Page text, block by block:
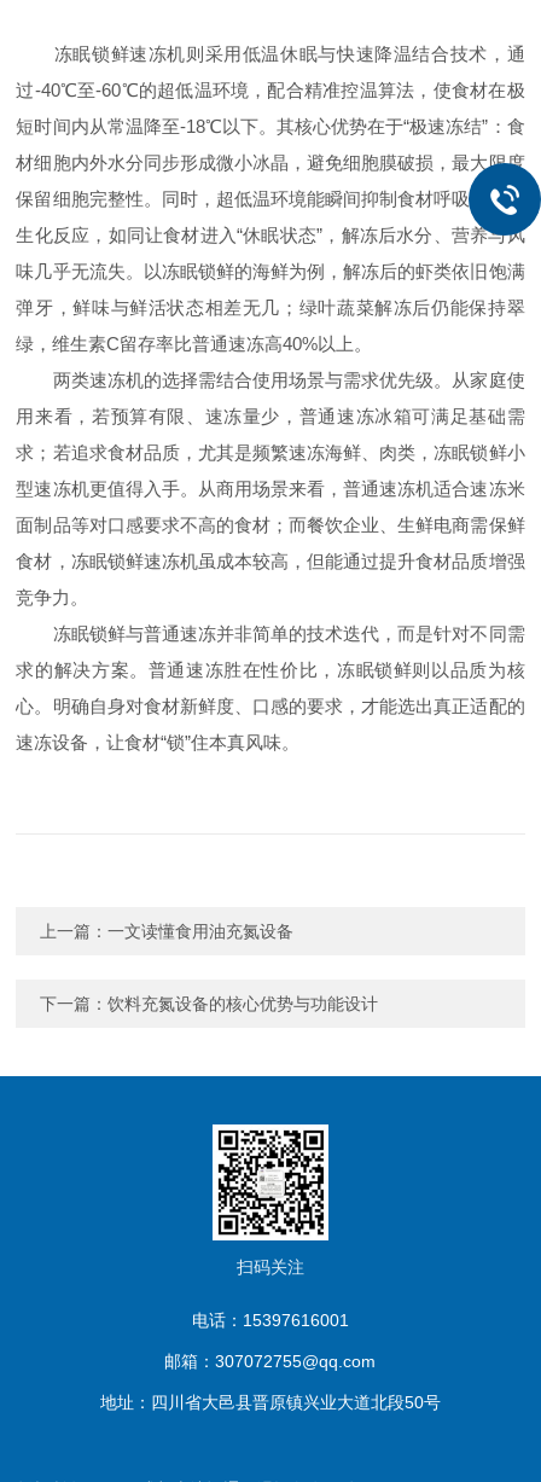
冻眠锁鲜速冻机则采用低温休眠与快速降温结合技术，通
过-40℃至-60℃的超低温环境，配合精准控温算法，使食材在极
短时间内从常温降至-18℃以下。其核心优势在于“极速冻结”：食
材细胞内外水分同步形成微小冰晶，避免细胞膜破损，最大限度
保留细胞完整性。同时，超低温环境能瞬间抑制食材呼吸作用与
生化反应，如同让食材进入“休眠状态”，解冻后水分、营养与风
味几乎无流失。以冻眠锁鲜的海鲜为例，解冻后的虾类依旧饱满
弹牙，鲜味与鲜活状态相差无几；绿叶蔬菜解冻后仍能保持翠
绿，维生素C留存率比普通速冻高40%以上。​
两类速冻机的选择需结合使用场景与需求优先级。从家庭使
用来看，若预算有限、速冻量少，普通速冻冰箱可满足基础需
求；若追求食材品质，尤其是频繁速冻海鲜、肉类，冻眠锁鲜小
型速冻机更值得入手。从商用场景来看，普通速冻机适合速冻米
面制品等对口感要求不高的食材；而餐饮企业、生鲜电商需保鲜
食材，冻眠锁鲜速冻机虽成本较高，但能通过提升食材品质增强
竞争力。​
冻眠锁鲜与普通速冻并非简单的技术迭代，而是针对不同需
求的解决方案。普通速冻胜在性价比，冻眠锁鲜则以品质为核
心。明确自身对食材新鲜度、口感的要求，才能选出真正适配的
速冻设备，让食材“锁”住本真风味。
上一篇：一文读懂食用油充氮设备
下一篇：饮料充氮设备的核心优势与功能设计
扫码关注
电话：15397616001
邮箱：307072755@qq.com
地址：四川省大邑县晋原镇兴业大道北段50号